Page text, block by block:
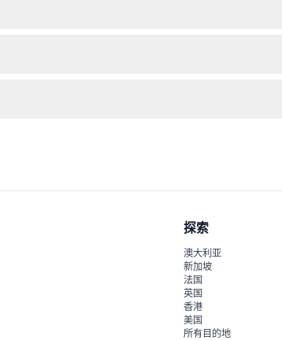
探索
澳大利亚
新加坡
法国
英国
香港
美国
所有目的地